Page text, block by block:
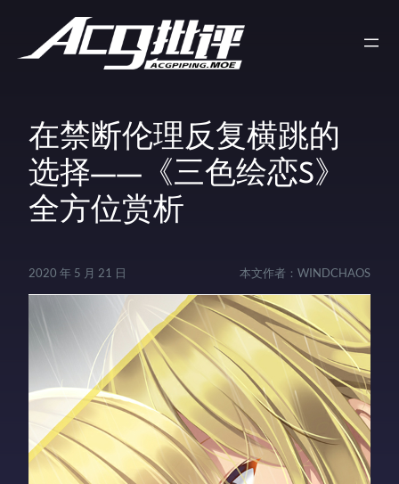
在禁断伦理反复横跳的
选择——《三色绘恋S》
全方位赏析
2020 年 5 月 21 日 本文作者： WINDCHAOS